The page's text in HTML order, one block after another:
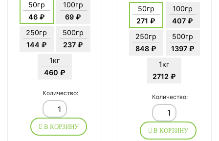
50гр
46 ₽
100гр
69 ₽
250гр
144 ₽
500гр
237 ₽
1кг
460 ₽
Количество:
В КОРЗИНУ
50гр
271 ₽
100гр
407 ₽
250гр
848 ₽
500гр
1397 ₽
1кг
2712 ₽
Количество:
В КОРЗИНУ